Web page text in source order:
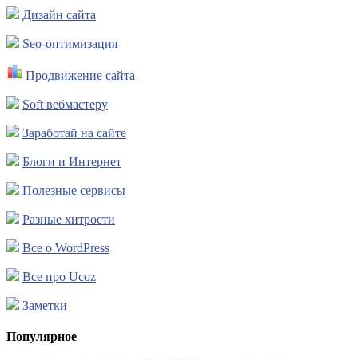
Дизайн сайта
Seo-оптимизация
Продвижение сайта
Soft вебмастеру
Заработай на сайте
Блоги и Интернет
Полезные сервисы
Разные хитрости
Все о WordPress
Все про Ucoz
Заметки
Популярное